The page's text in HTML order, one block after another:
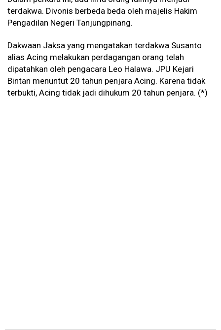
terdakwa. Divonis berbeda beda oleh majelis Hakim
Pengadilan Negeri Tanjungpinang.
Dakwaan Jaksa yang mengatakan terdakwa Susanto
alias Acing melakukan perdagangan orang telah
dipatahkan oleh pengacara Leo Halawa. JPU Kejari
Bintan menuntut 20 tahun penjara Acing. Karena tidak
terbukti, Acing tidak jadi dihukum 20 tahun penjara. (*)